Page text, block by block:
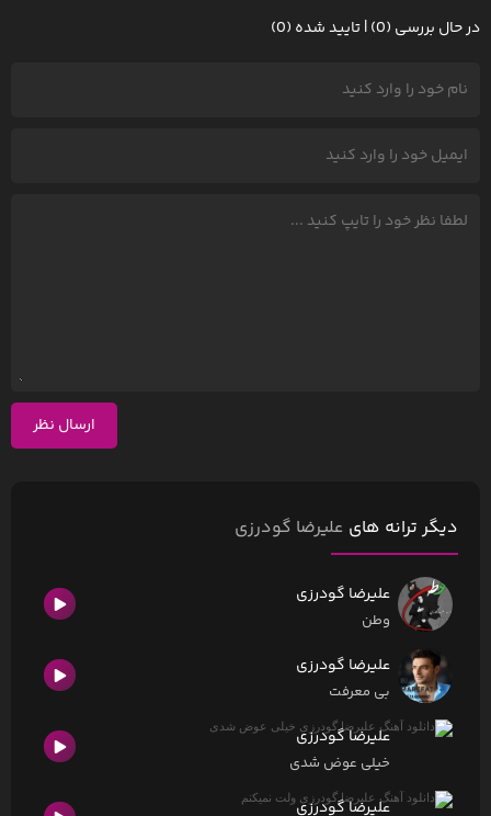
در حال بررسی (0) | تایید شده (0)
ارسال نظر
دیگر ترانه های علیرضا گودرزی
علیرضا گودرزی
وطن
علیرضا گودرزی
بی معرفت
علیرضا گودرزی
خیلی عوض شدی
علیرضا گودرزی